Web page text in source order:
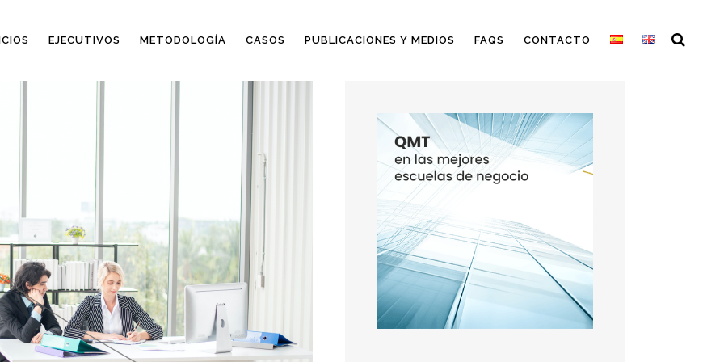
EJECUTIVOS METODOLOGÍA CASOS PUBLICACIONES Y MEDIOS FAQS CONTACTO